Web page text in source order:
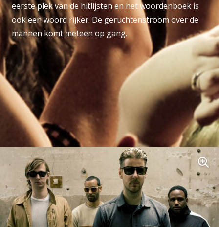
eerste plek van de hitlijsten en het woordenboek is
ook een woord rijker. De geruchtenstroom over de
mannen komt meteen op gang.